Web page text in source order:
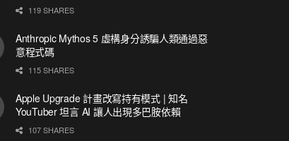
119 SHARES
Anthropic Mythos 5 虛構身分誘騙人類通過惡
意程式碼
115 SHARES
Apple Upgrade 計畫改寫持有模式 | 知名
YouTuber 坦言 AI 讓人出現多巴胺依賴
107 SHARES